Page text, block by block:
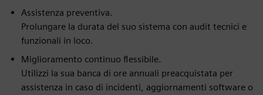
Assistenza preventiva.
Prolungare la durata del suo sistema con audit tecnici e
funzionali in loco.
Miglioramento continuo flessibile.
Utilizzi la sua banca di ore annuali preacquistata per
assistenza in caso di incidenti, aggiornamenti software o